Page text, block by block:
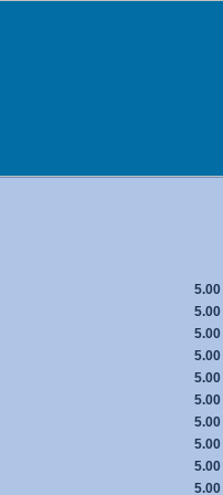
5.00
5.00
5.00
5.00
5.00
5.00
5.00
5.00
5.00
5.00